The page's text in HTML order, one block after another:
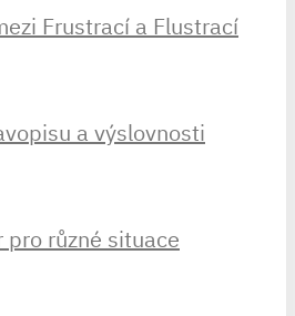
Frustrací a Flustrací
a výslovnosti
pro různé situace